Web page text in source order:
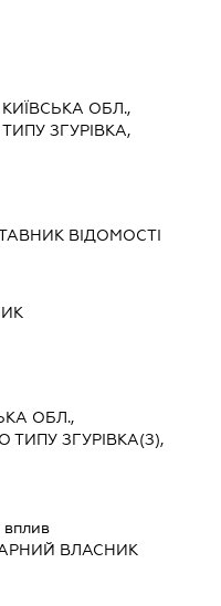
КИЇВСЬКА ОБЛ.,
ЗГУРІВКА,
ВІДОМОСТІ
ОБЛ.,
ЗГУРІВКА(З),
ВЛАСНИК